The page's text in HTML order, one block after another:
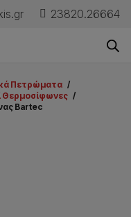
23820.26664
Πετρώματα /
Θερμοσίφωνες /
Bartec